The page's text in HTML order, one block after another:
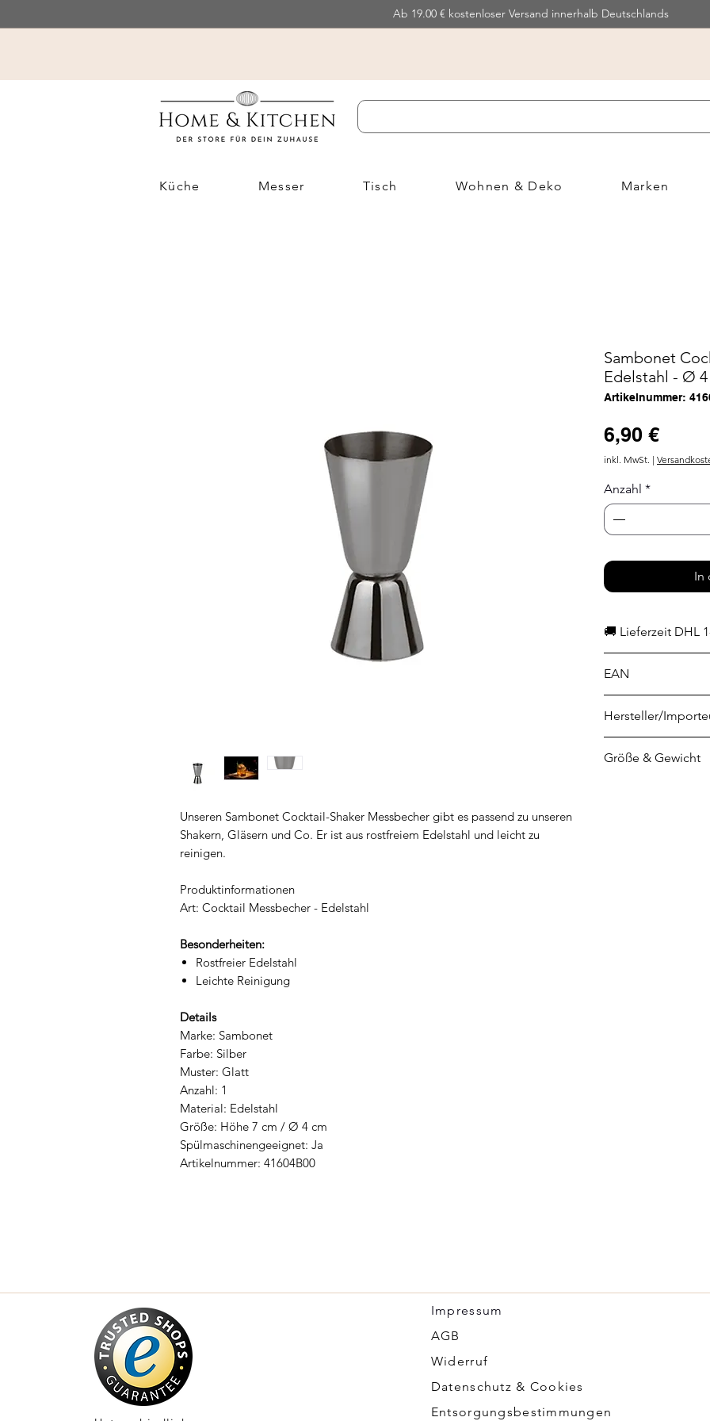
Ab 19.00 € kostenloser Versand innerhalb Deutschlands
Küche Messer Tisch Wohnen & Deko Marken
Unseren Sambonet Cocktail-Shaker Messbecher gibt es passend zu unseren
Shakern, Gläsern und Co. Er ist aus rostfreiem Edelstahl und leicht zu
reinigen.
Produktinformationen
Art: Cocktail Messbecher - Edelstahl
Besonderheiten:
Rostfreier Edelstahl
Leichte Reinigung
Details
Marke: Sambonet
Farbe: Silber
Muster: Glatt
Anzahl: 1
Material: Edelstahl
Größe: Höhe 7 cm / Ø 4 cm
Spülmaschinengeeignet: Ja
Artikelnummer: 41604B00
Sambonet
Edelstahl - Ø
Artikelnummer:
6,90 €Preis
inkl. MwSt. |
Anzahl *
In
🚚 Lieferzeit DHL
EAN
Hersteller/
Philip-Rosenthal-
Größe & Gewicht
Impressum
​AGB
Widerruf
Datenschutz & Cookies
Entsorgungsbestimmungen